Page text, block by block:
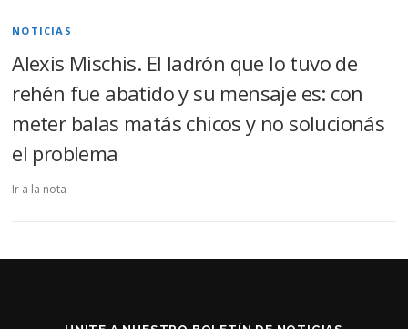
NOTICIAS
Alexis Mischis. El ladrón que lo tuvo de
rehén fue abatido y su mensaje es: con
meter balas matás chicos y no solucionás
el problema
Ir a la nota